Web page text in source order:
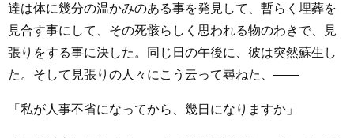
達は体に幾分の温かみのある事を発見して、暫らく埋葬を
見合す事にして、その死骸らしく思われる物のわきで、見
張りをする事に決した。同じ日の午後に、彼は突然蘇生し
た。そして見張りの人々にこう云って尋ねた、――
「私が人事不省になってから、幾日になりますか」